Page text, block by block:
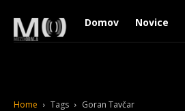
Domov Novice
Home Tags Goran Tavčar